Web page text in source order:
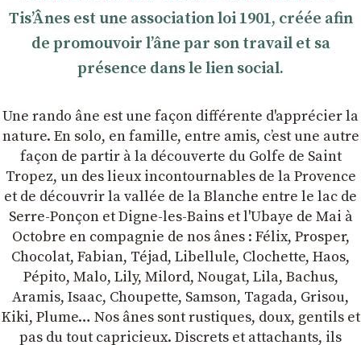
TisʼÂnes est une association loi 1901, créée afin
de promouvoir lʼâne par son travail et sa
présence dans le lien social.
Une rando âne est une façon différente d'apprécier la
nature. En solo, en famille, entre amis, cʼest une autre
façon de partir à la découverte du Golfe de Saint
Tropez, un des lieux incontournables de la Provence
et de découvrir la vallée de la Blanche entre le lac de
Serre-Ponçon et Digne-les-Bains et l'Ubaye de Mai à
Octobre en compagnie de nos ânes : Félix, Prosper,
Chocolat, Fabian, Téjad, Libellule, Clochette, Haos,
Pépito, Malo, Lily, Milord, Nougat, Lila, Bachus,
Aramis, Isaac, Choupette, Samson, Tagada, Grisou,
Kiki, Plume… Nos ânes sont rustiques, doux, gentils et
pas du tout capricieux. Discrets et attachants, ils